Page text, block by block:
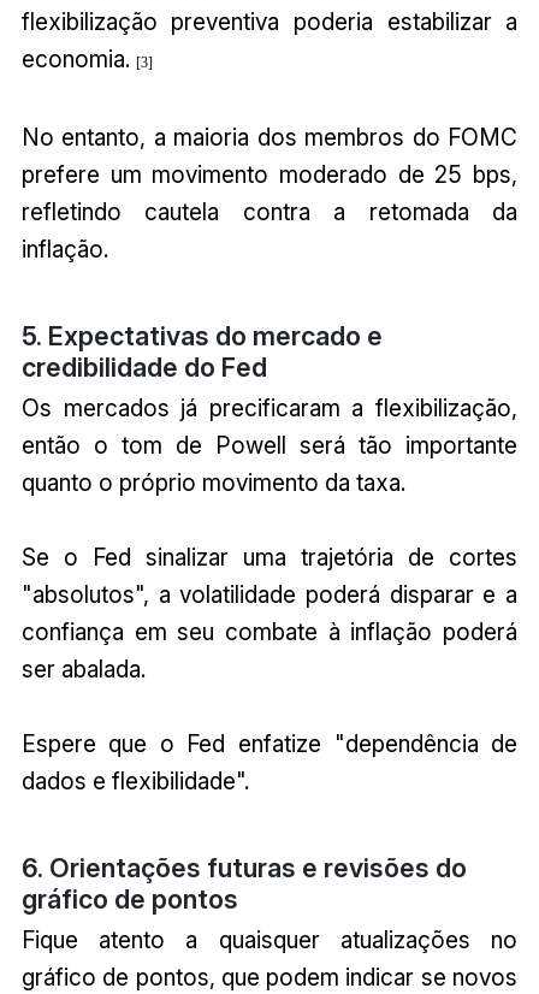
flexibilização preventiva poderia estabilizar a
economia. [3]
No entanto, a maioria dos membros do FOMC
prefere um movimento moderado de 25 bps,
refletindo cautela contra a retomada da
inflação.
5. Expectativas do mercado e
credibilidade do Fed
Os mercados já precificaram a flexibilização,
então o tom de Powell será tão importante
quanto o próprio movimento da taxa.
Se o Fed sinalizar uma trajetória de cortes
"absolutos", a volatilidade poderá disparar e a
confiança em seu combate à inflação poderá
ser abalada.
Espere que o Fed enfatize "dependência de
dados e flexibilidade".
6. Orientações futuras e revisões do
gráfico de pontos
Fique atento a quaisquer atualizações no
gráfico de pontos, que podem indicar se novos